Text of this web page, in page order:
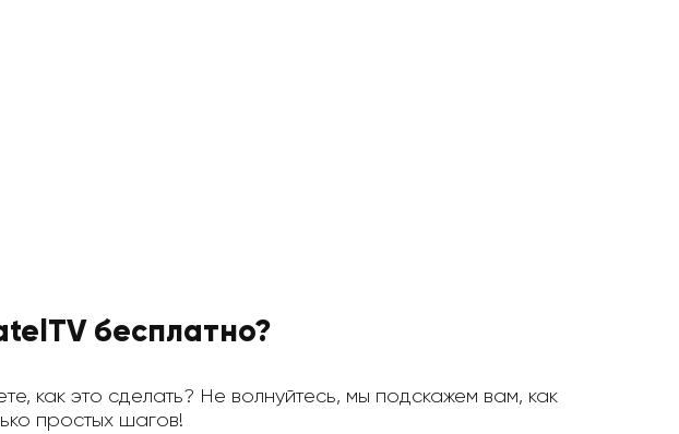
бесплатно?
как это сделать? Не волнуйтесь, мы подскажем вам, как
простых шагов!